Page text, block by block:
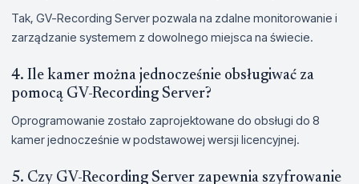
Tak, GV-Recording Server pozwala na zdalne monitorowanie i
zarządzanie systemem z dowolnego miejsca na świecie.
4. Ile kamer można jednocześnie obsługiwać za
pomocą GV-Recording Server?
Oprogramowanie zostało zaprojektowane do obsługi do 8
kamer jednocześnie w podstawowej wersji licencyjnej.
5. Czy GV-Recording Server zapewnia szyfrowanie